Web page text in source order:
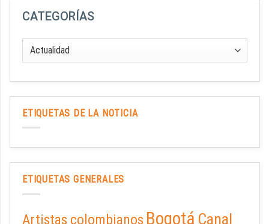
CATEGORÍAS
ETIQUETAS DE LA NOTICIA
ETIQUETAS GENERALES
Artistas colombianos Bogotá Canal